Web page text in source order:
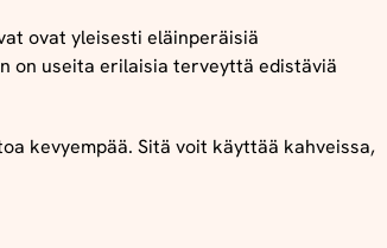
ovat yleisesti eläinperäisiä
on useita erilaisia terveyttä edistäviä
kevyempää. Sitä voit käyttää kahveissa,